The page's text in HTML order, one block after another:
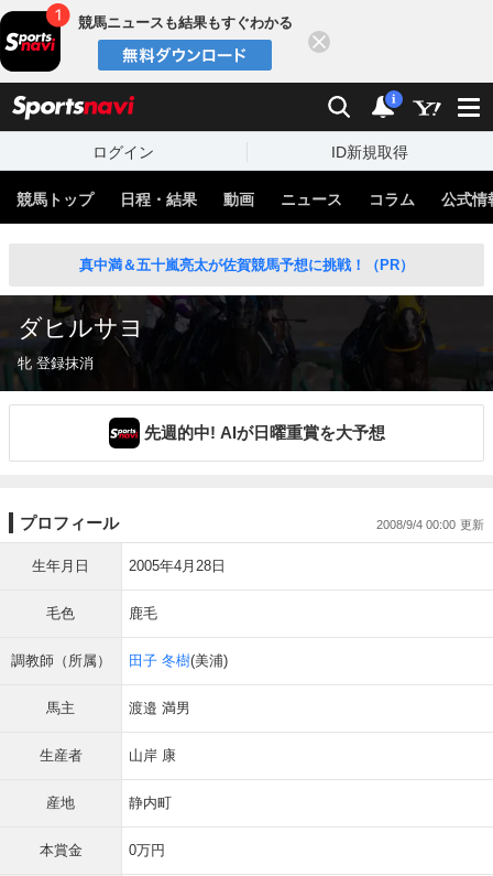
競馬ニュースも結果もすぐわかる
検索 通知
i
ログイン ID新規取得
競馬トップ 日程・結果 動画 ニュース コラム 公式情
真中満＆五十嵐亮太が佐賀競馬予想に挑戦！（PR）
ダヒルサヨ
牝 登録抹消
先週的中! AIが日曜重賞を大予想
プロフィール 2008/9/4 00:00
生年月日 2005年4月28日
毛色 鹿毛
調教師（所属） 田子 冬樹(美浦)
馬主 渡邉 満男
生産者 山岸 康
産地 静内町
本賞金 0万円